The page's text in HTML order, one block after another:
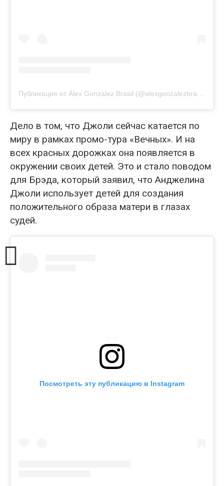
Дело в том, что Джоли сейчас катается по
миру в рамках промо-тура «Вечных». И на
всех красных дорожках она появляется в
окружении своих детей. Это и стало поводом
для Брэда, который заявил, что Анджелина
Джоли использует детей для создания
положительного образа матери в глазах
судей.
Посмотреть эту публикацию в Instagram